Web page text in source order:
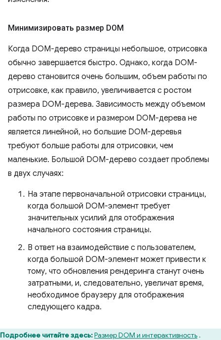
Минимизировать размер DOM
Когда DOM-дерево страницы небольшое, отрисовка
обычно завершается быстро. Однако, когда DOM-
дерево становится очень большим, объем работы по
отрисовке, как правило, увеличивается с ростом
размера DOM-дерева. Зависимость между объемом
работы по отрисовке и размером DOM-дерева не
является линейной, но большие DOM-деревья
требуют больше работы для отрисовки, чем
маленькие. Большой DOM-дерево создает проблемы
в двух случаях:
На этапе первоначальной отрисовки страницы,
когда большой DOM-элемент требует
значительных усилий для отображения
начального состояния страницы.
В ответ на взаимодействие с пользователем,
когда большой DOM-элемент может привести к
тому, что обновления рендеринга станут очень
затратными, и, следовательно, увеличат время,
необходимое браузеру для отображения
следующего кадра.
Подробнее читайте здесь:Размер DOM и интерактивность .